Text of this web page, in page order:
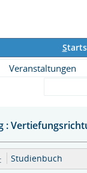
S
Veranstaltungen
:
Studienbuch